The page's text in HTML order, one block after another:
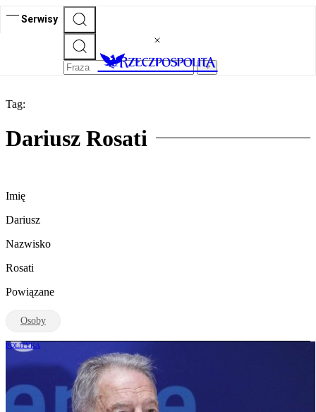
Serwisy
Tag:
Dariusz Rosati
Imię
Dariusz
Nazwisko
Rosati
Powiązane
Osoby
POLITYKA
Dariusz Rosati: Z Ukrainą czekają nas
trudne relacje przez najbliższe kilka lat